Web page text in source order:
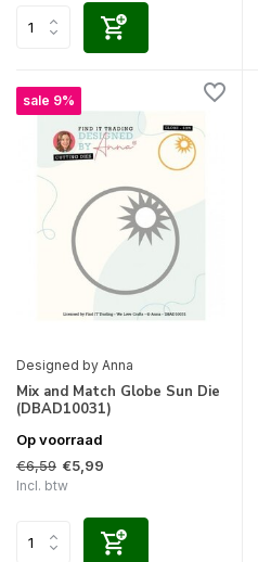
sale 9%
Designed by Anna
Mix and Match Globe Sun Die
(DBAD10031)
Op voorraad
€6,59 €5,99
Incl. btw